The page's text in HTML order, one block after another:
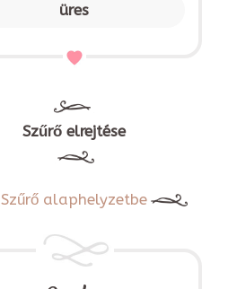
üres
Szűrő elrejtése
Szűrő alaphelyzetbe